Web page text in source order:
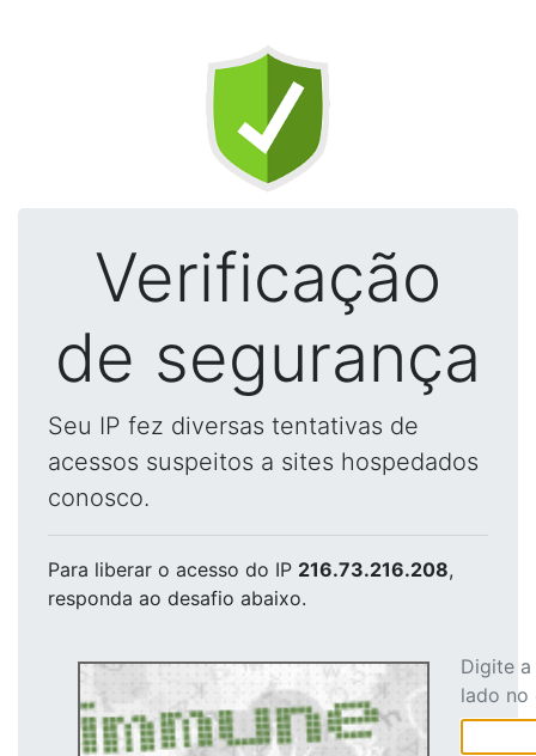
Verificação
de segurança
Seu IP fez diversas tentativas de
acessos suspeitos a sites hospedados
conosco.
Para liberar o acesso do IP 216.73.216.208,
responda ao desafio abaixo.
Digite
lado no